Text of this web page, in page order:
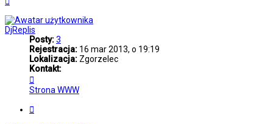
DjReplis
Posty:3
Rejestracja: 16 mar 2013, o 19:19
Lokalizacja: Zgorzelec
Kontakt:
się
z
Strona WWW